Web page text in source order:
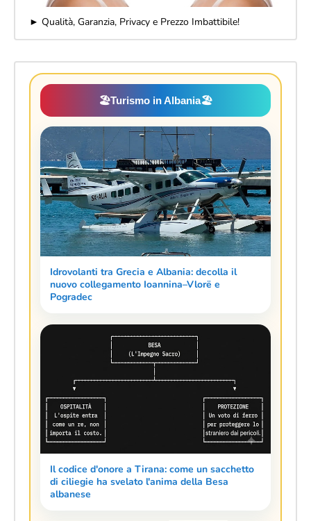
► Qualità, Garanzia, Privacy e Prezzo Imbattibile!
🏖️Turismo in Albania🏖️
Idrovolanti tra Grecia e Albania: decolla il
nuovo collegamento Ioannina–Vlorë e
Pogradec
Il codice d'onore a Tirana: come un sacchetto
di ciliegie ha svelato l'anima della Besa
albanese